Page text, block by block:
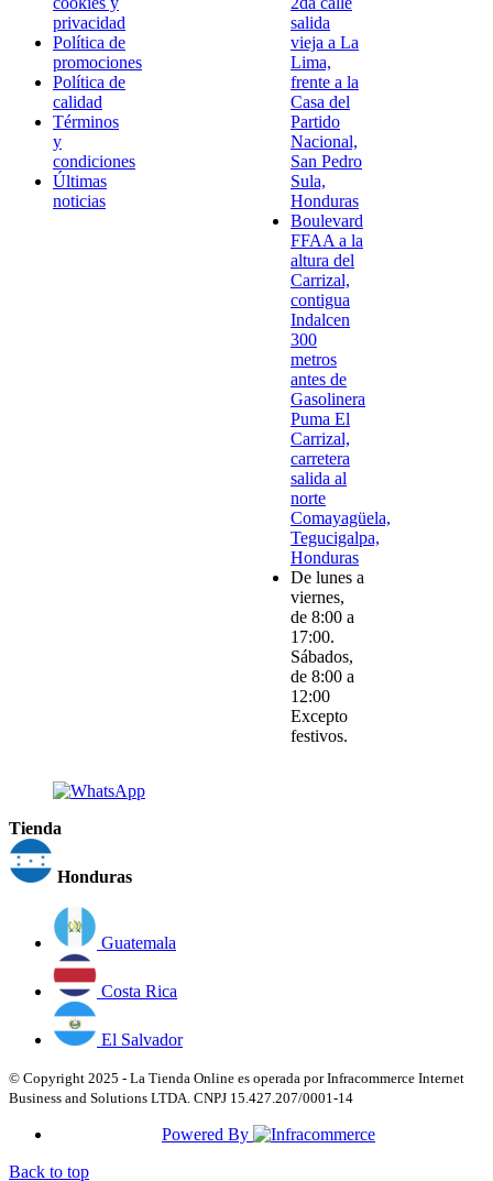
privacidad
Política de
promociones
Política de
calidad
Términos
y
condiciones
Últimas
noticias
salida
vieja a La
Lima,
frente a la
Casa del
Partido
Nacional,
San Pedro
Sula,
Honduras
Boulevard
FFAA a la
altura del
Carrizal,
contigua
Indalcen
300
metros
antes de
Gasolinera
Puma El
Carrizal,
carretera
salida al
norte
Comayagüela,
Tegucigalpa,
Honduras
De lunes a
viernes,
de 8:00 a
17:00.
Sábados,
de 8:00 a
12:00
Excepto
festivos.
Tienda
Honduras
Guatemala
Costa Rica
El Salvador
© Copyright 2025 - La Tienda Online es operada por Infracommerce Internet
Business and Solutions LTDA. CNPJ 15.427.207/0001-14
Powered By
Back to top